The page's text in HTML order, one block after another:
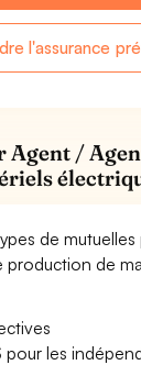
l'assurance
Agent /
de
de
pour les